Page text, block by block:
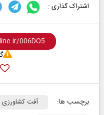
اشتراک گذاری :
برچسب ها: آفت کشاورزی